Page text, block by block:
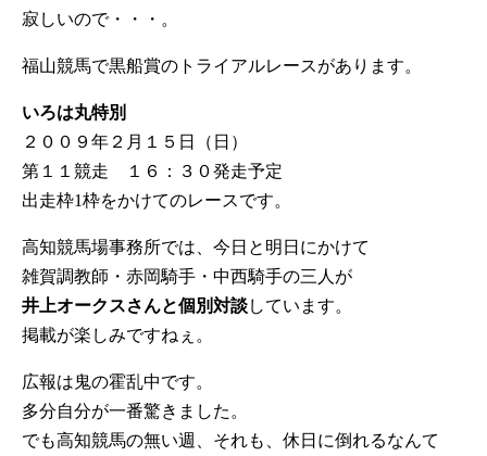
寂しいので・・・。
福山競馬で黒船賞のトライアルレースがあります。
いろは丸特別
２００９年２月１５日（日）
第１１競走 １６：３０発走予定
出走枠1枠をかけてのレースです。
高知競馬場事務所では、今日と明日にかけて
雑賀調教師・赤岡騎手・中西騎手の三人が
井上オークスさんと個別対談しています。
掲載が楽しみですねぇ。
広報は鬼の霍乱中です。
多分自分が一番驚きました。
でも高知競馬の無い週、それも、休日に倒れるなんて